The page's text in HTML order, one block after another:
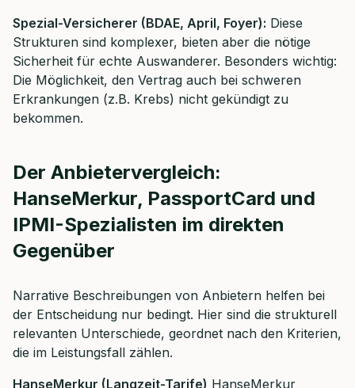
Spezial-Versicherer (BDAE, April, Foyer): Diese
Strukturen sind komplexer, bieten aber die nötige
Sicherheit für echte Auswanderer. Besonders wichtig:
Die Möglichkeit, den Vertrag auch bei schweren
Erkrankungen (z.B. Krebs) nicht gekündigt zu
bekommen.
Der Anbietervergleich:
HanseMerkur, PassportCard und
IPMI-Spezialisten im direkten
Gegenüber
Narrative Beschreibungen von Anbietern helfen bei
der Entscheidung nur bedingt. Hier sind die strukturell
relevanten Unterschiede, geordnet nach den Kriterien,
die im Leistungsfall zählen.
HanseMerkur (Langzeit-Tarife) HanseMerkur